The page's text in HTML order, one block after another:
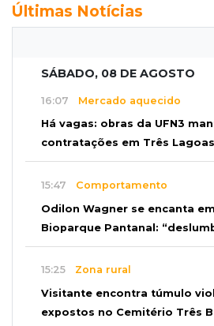
Últimas Notícias
SÁBADO, 08 DE AGOSTO
16:07 Mercado aquecido
Há vagas: obras da UFN3
contratações em Três Lagoas
15:47 Comportamento
Odilon Wagner se encanta
Bioparque Pantanal:
15:25 Zona rural
Visitante encontra túmulo
expostos no Cemitério Três